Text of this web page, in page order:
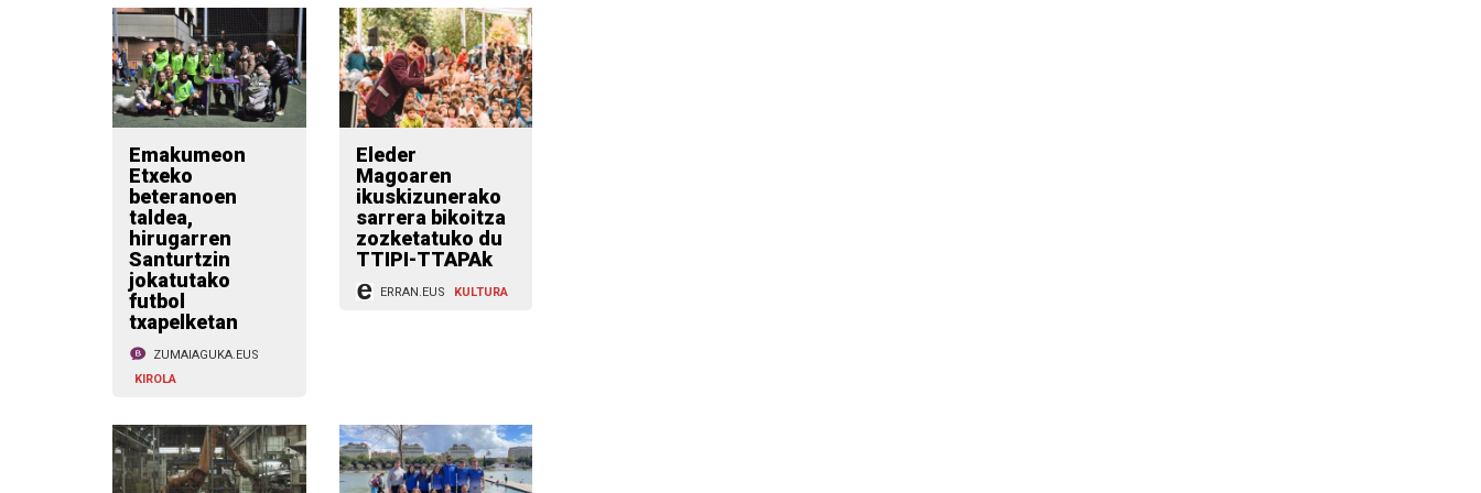
Emakumeon
Etxeko
beteranoen
taldea,
hirugarren
Santurtzin
jokatutako
futbol
txapelketan
ZUMAIAGUKA.EUS
KIROLA
Eleder
Magoaren
ikuskizunerako
sarrera bikoitza
zozketatuko du
TTIPI-TTAPAk
ERRAN.EUS KULTURA